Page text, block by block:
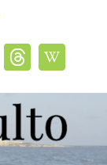
ThreadsWikipedia